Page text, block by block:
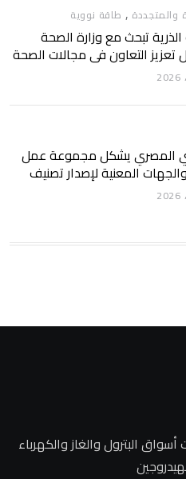
والمتجددة , طاقة نووية
تبحث مع وزارة الصحة
تعزيز التعاون في مجالات الصحة
المصري يشكل مجموعة عمل
المعنية لإصدار تصنيف
التصنيف يساهم في تعزيز
وخلق بيئة أكثر جاذبية
البترول والغاز والكهرباء